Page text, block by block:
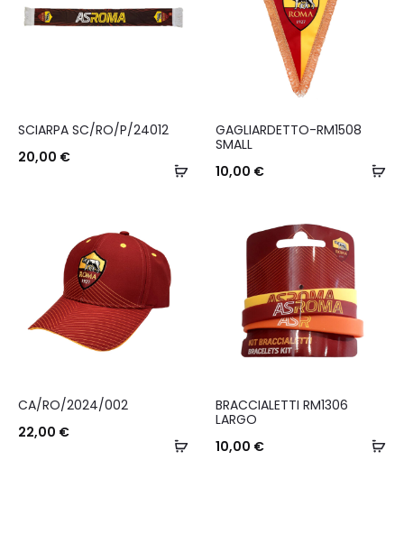
Aggiungi
SCIARPA SC/RO/P/24012
20,00 €
GAGLIARDETTO-RM1508
SMALL
10,00 €
Aggiungi
CA/RO/2024/002
22,00 €
BRACCIALETTI RM1306
LARGO
10,00 €